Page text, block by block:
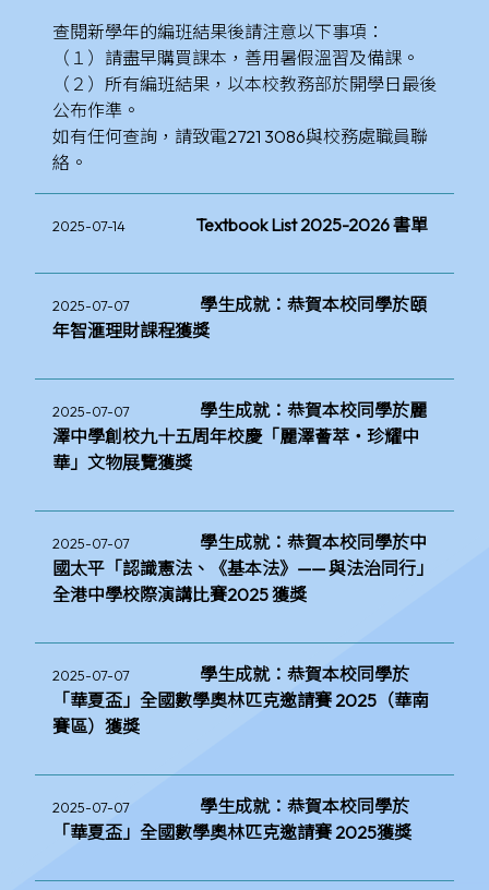
查閱新學年的編班結果後請注意以下事項：
（１）請盡早購買課本，善用暑假溫習及備課。
（２）所有編班結果，以本校教務部於開學日最後
公布作準。
如有任何查詢，請致電2721 3086與校務處職員聯
絡。
2025-07-14 Textbook List 2025-2026 書單
2025-07-07
學生成就：恭賀本校同學於頤
年智滙理財課程獲獎
2025-07-07
學生成就：恭賀本校同學於麗
澤中學創校九十五周年校慶「麗澤薈萃・珍耀中
華」文物展覽獲獎
2025-07-07
學生成就：恭賀本校同學於中
國太平「認識憲法、《基本法》—— 與法治同行」
全港中學校際演講比賽2025 獲獎
2025-07-07
學生成就：恭賀本校同學於
「華夏盃」全國數學奧林匹克邀請賽 2025（華南
賽區）獲獎
2025-07-07
學生成就：恭賀本校同學於
「華夏盃」全國數學奧林匹克邀請賽 2025獲獎